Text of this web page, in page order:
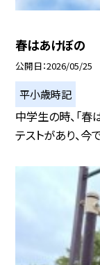
春はあけぼの
公開日 2026/05/25
平小歳時記
中学生の時、「
テストがあり、今